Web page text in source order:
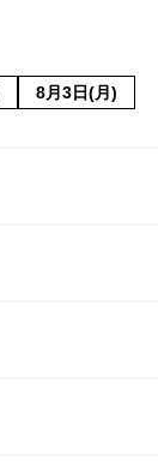
8月3日(月)